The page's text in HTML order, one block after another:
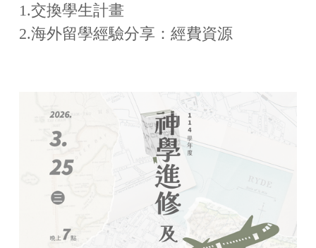
1.交換學生計畫
2.海外留學經驗分享：經費資源